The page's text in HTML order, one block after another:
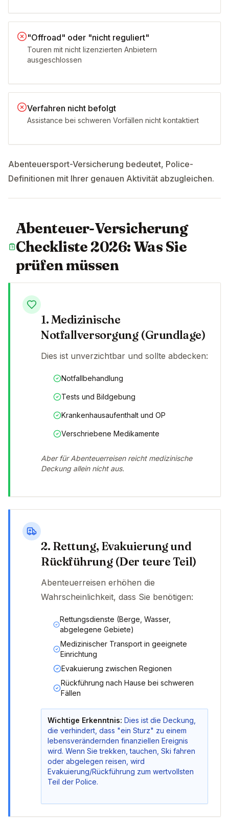
"Offroad" oder "nicht reguliert"
Touren mit nicht lizenzierten Anbietern
ausgeschlossen
Verfahren nicht befolgt
Assistance bei schweren Vorfällen nicht kontaktiert
Abenteuersport-Versicherung bedeutet, Police-
Definitionen mit Ihrer genauen Aktivität abzugleichen.
Abenteuer-Versicherung
Checkliste 2026: Was Sie
prüfen müssen
1. Medizinische
Notfallversorgung (Grundlage)
Dies ist unverzichtbar und sollte abdecken:
Notfallbehandlung
Tests und Bildgebung
Krankenhausaufenthalt und OP
Verschriebene Medikamente
Aber für Abenteuerreisen reicht medizinische
Deckung allein nicht aus.
2. Rettung, Evakuierung und
Rückführung (Der teure Teil)
Abenteuerreisen erhöhen die
Wahrscheinlichkeit, dass Sie benötigen:
Rettungsdienste (Berge, Wasser,
abgelegene Gebiete)
Medizinischer Transport in geeignete
Einrichtung
Evakuierung zwischen Regionen
Rückführung nach Hause bei schweren
Fällen
Wichtige Erkenntnis: Dies ist die Deckung,
die verhindert, dass "ein Sturz" zu einem
lebensverändernden finanziellen Ereignis
wird. Wenn Sie trekken, tauchen, Ski fahren
oder abgelegen reisen, wird
Evakuierung/Rückführung zum wertvollsten
Teil der Police.